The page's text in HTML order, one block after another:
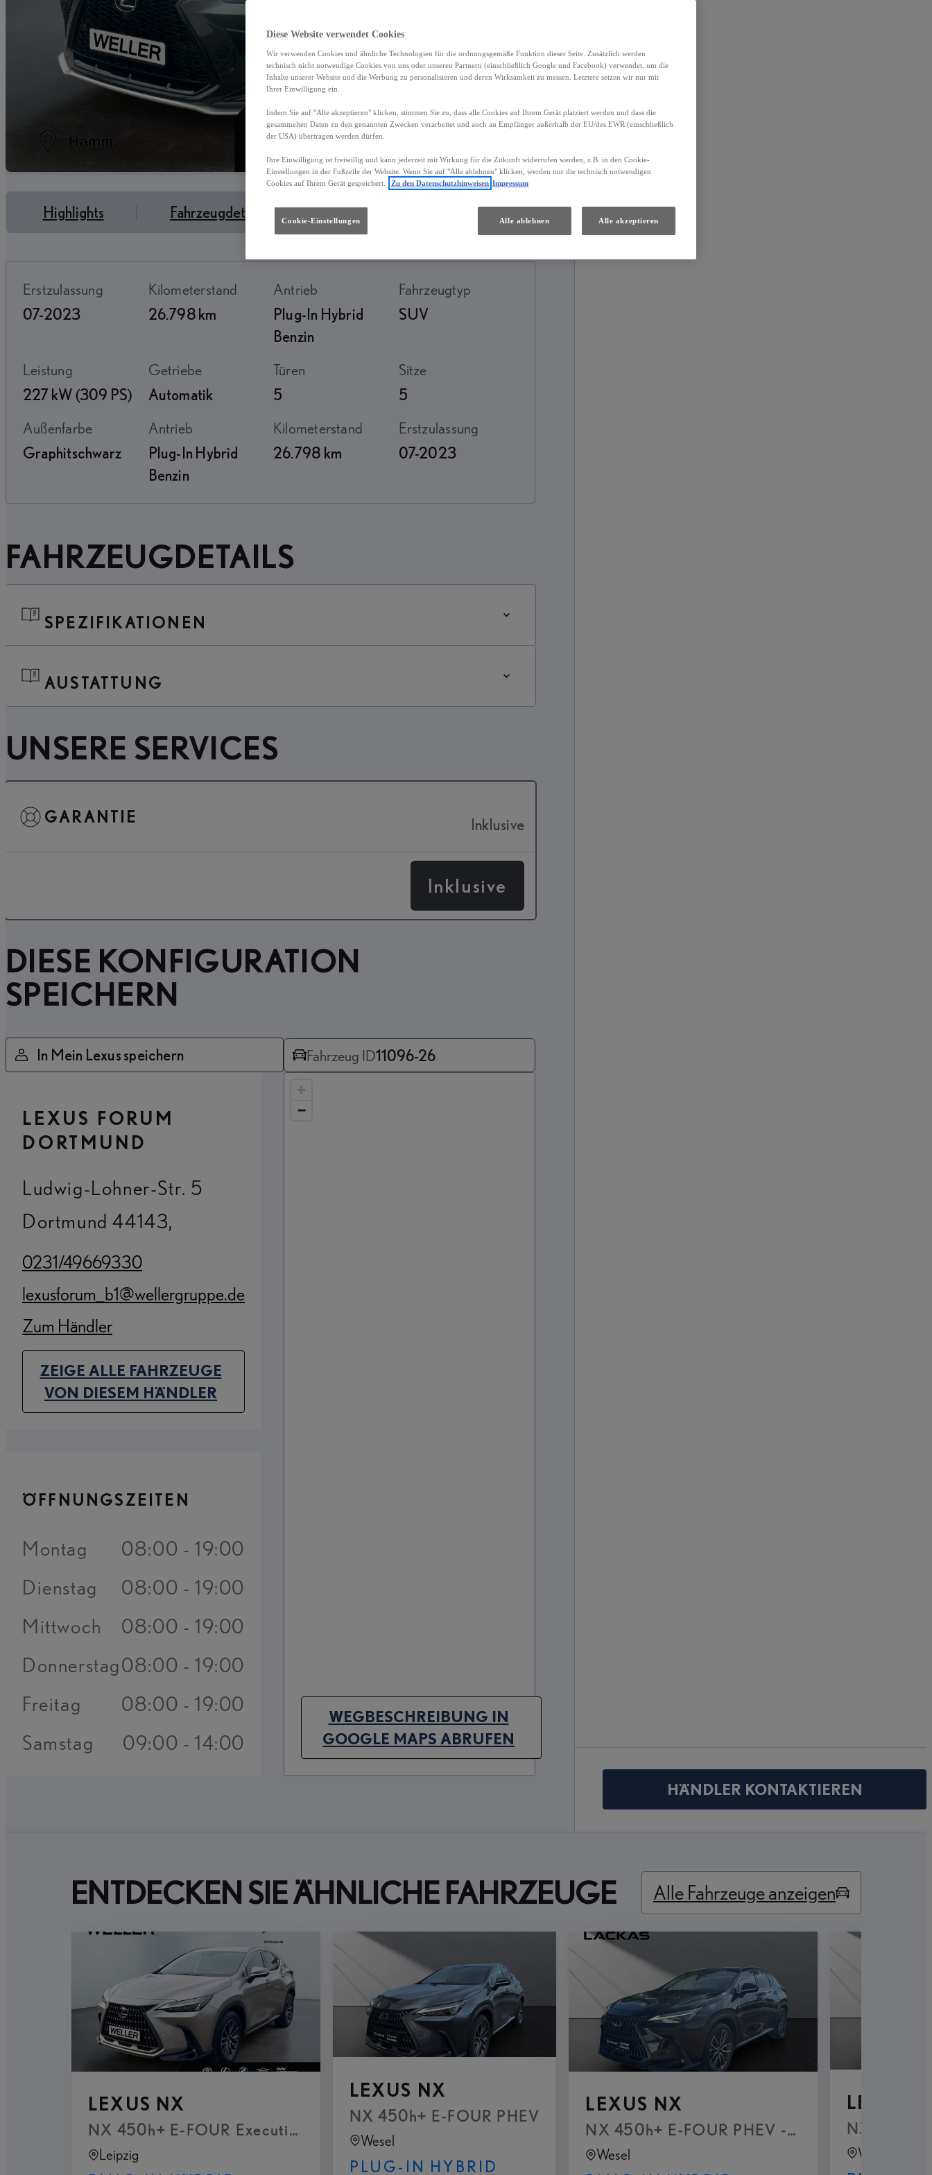
HÄNDLER KONTAKTIEREN
Highlights Fahrzeugdetails Services Händler
Erstzulassung
07-2023
Kilometerstand
26.798 km
Antrieb
Plug-In Hybrid
Benzin
Fahrzeugtyp
SUV
Leistung
227 kW (309 PS)
Getriebe
Automatik
Türen
5
Sitze
5
Außenfarbe
Graphitschwarz
Antrieb
Plug-In Hybrid
Benzin
Kilometerstand
26.798 km
Erstzulassung
07-2023
FAHRZEUGDETAILS
SPEZIFIKATIONEN
AUSTATTUNG
UNSERE SERVICES
GARANTIE Inklusive
Inklusive
DIESE KONFIGURATION
SPEICHERN
In Mein Lexus speichern Fahrzeug ID11096-26
LEXUS FORUM
DORTMUND
Ludwig-Lohner-Str. 5
Dortmund 44143,
0231/49669330
(Opens in new tab)
lexusforum_b1@wellergruppe.de
(Opens in new tab)
Zum Händler
(Opens in new tab)
ZEIGE ALLE FAHRZEUGE
VON DIESEM HÄNDLER
(OPENS IN NEW TAB)
WEGBESCHREIBUNG IN
GOOGLE MAPS ABRUFEN
(OPENS IN NEW TAB)
ÖFFNUNGSZEITEN
Montag
08:00 - 19:00
Dienstag
08:00 - 19:00
Mittwoch
08:00 - 19:00
Donnerstag08:00 - 19:00
Freitag
08:00 - 19:00
Samstag
09:00 - 14:00
ENTDECKEN SIE ÄHNLICHE FAHRZEUGE Alle Fahrzeuge anzeigen
LEXUS NX
NX 450h+ E-FOUR Executive Line - Technologie Paket Interieur Paket PHEV
Leipzig
LEXUS NX
NX 450h+ E-FOUR PHEV
Wesel
PLUG-IN HYBRID
LEXUS NX
NX 450h+ E-FOUR PHEV - Luxury Paket
Wesel
LEXUS
NX 450h+
Wesel
Diese Website verwendet Cookies
Wir verwenden Cookies und ähnliche Technologien für die ordnungsgemäße Funktion dieser Seite. Zusätzlich werden
technisch nicht notwendige Cookies von uns oder unseren Partnern (einschließlich Google und Facebook) verwendet, um die
Inhalte unserer Website und die Werbung zu personalisieren und deren Wirksamkeit zu messen. Letztere setzen wir nur mit
Ihrer Einwilligung ein.
Indem Sie auf "Alle akzeptieren" klicken, stimmen Sie zu, dass alle Cookies auf Ihrem Gerät platziert werden und dass die
gesammelten Daten zu den genannten Zwecken verarbeitet und auch an Empfänger außerhalb der EU/des EWR (einschließlich
der USA) übertragen werden dürfen.
Ihre Einwilligung ist freiwillig und kann jederzeit mit Wirkung für die Zukunft widerrufen werden, z.B. in den Cookie-
Einstellungen in der Fußzeile der Website. Wenn Sie auf "Alle ablehnen" klicken, werden nur die technisch notwendigen
Cookies auf Ihrem Gerät gespeichert.
Zu den Datenschutzhinweisen Impressum
Cookie-Einstellungen Alle ablehnen Alle akzeptieren